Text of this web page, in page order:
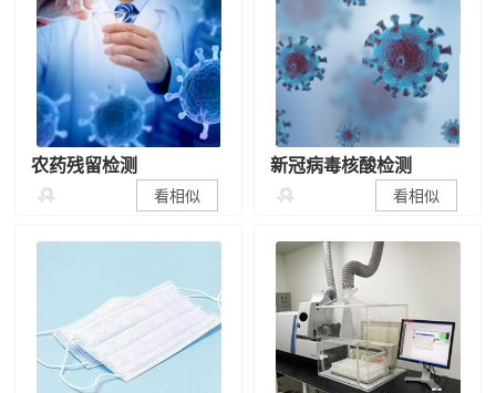
农药残留检测
 看相似
新冠病毒核酸检测
 看相似